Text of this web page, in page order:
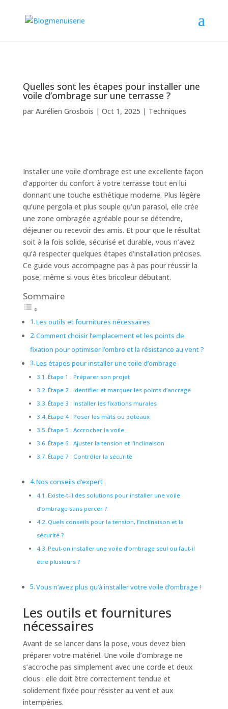
Quelles sont les étapes pour installer une
voile d’ombrage sur une terrasse ?
par Aurélien Grosbois | Oct 1, 2025 | Techniques
Installer une voile d’ombrage est une excellente façon
d’apporter du confort à votre terrasse tout en lui
donnant une touche esthétique moderne. Plus légère
qu’une pergola et plus souple qu’un parasol, elle crée
une zone ombragée agréable pour se détendre,
déjeuner ou recevoir des amis. Et pour que le résultat
soit à la fois solide, sécurisé et durable, vous n’avez
qu’à respecter quelques étapes d’installation précises.
Ce guide vous accompagne pas à pas pour réussir la
pose, même si vous êtes bricoleur débutant.
Sommaire
Les outils et fournitures nécessaires
Comment choisir l’emplacement et les points de
fixation pour optimiser l’ombre et la résistance au vent ?
Les étapes pour installer une toile d’ombrage
Étape 1 : Préparer son projet
Étape 2 : Identifier et marquer les points d’ancrage
Étape 3 : Installer les fixations murales
Étape 4 : Poser les mâts ou poteaux
Étape 5 : Accrocher la voile
Étape 6 : Ajuster la tension et l’inclinaison
Étape 7 : Contrôler la sécurité
Nos conseils d’expert
Existe-t-il des solutions pour installer une voile
d’ombrage sans percer ?
Quels conseils pour la tension, l’inclinaison et la
sécurité ?
Peut-on installer une voile d’ombrage seul ou faut-il
être plusieurs ?
Vous n’avez plus qu’à installer votre voile d’ombrage !
Les outils et fournitures
nécessaires
Avant de se lancer dans la pose, vous devez bien
préparer votre matériel. Une voile d’ombrage ne
s’accroche pas simplement avec une corde et deux
clous : elle doit être correctement tendue et
solidement fixée pour résister au vent et aux
intempéries.